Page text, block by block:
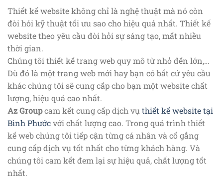
Thiết kế website không chỉ là nghệ thuật mà nó còn
đòi hỏi kỹ thuật tối ưu sao cho hiệu quả nhất. Thiết kế
website theo yêu cầu đòi hỏi sự sáng tạo, mất nhiều
thời gian.
Chúng tôi thiết kế trang web quy mô từ nhỏ đến lớn,…
Dù đó là một trang web mới hay bạn có bất cứ yêu cầu
khác chúng tôi sẽ cung cấp cho bạn một website chất
lượng, hiệu quả cao nhất.
Az Groupcam kết cung cấp dịch vụthiết kế website tại
Bình Phướcvới chất lượng cao. Trong quá trình thiết
kế web chúng tôi tiếp cận từng cá nhân và cố gắng
cung cấp dịch vụ tốt nhất cho từng khách hàng. Và
chúng tôi cam kết đem lại sự hiệu quả, chất lượng tốt
nhất.